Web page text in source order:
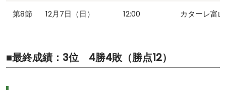
第8節 12月7日（日） 12:00 カターレ富山
■最終成績：3位 4勝4敗（勝点12）